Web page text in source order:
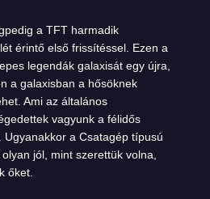
a TFT harmadik
érintő első frissítéssel. Ezen a
legendák galaxisát egy újra,
a galaxisban a hősöknek
Ami az általános
vagyunk a félidős
a Csatagép típusú
jól, mint szerettük volna,
őket.